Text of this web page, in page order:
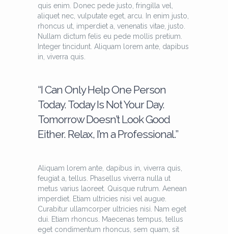
quis enim. Donec pede justo, fringilla vel,
aliquet nec, vulputate eget, arcu. In enim justo,
rhoncus ut, imperdiet a, venenatis vitae, justo.
Nullam dictum felis eu pede mollis pretium.
Integer tincidunt. Aliquam lorem ante, dapibus
in, viverra quis.
“I Can Only Help One Person
Today. Today Is Not Your Day.
Tomorrow Doesn’t Look Good
Either. Relax, I’m a Professional.”
Aliquam lorem ante, dapibus in, viverra quis,
feugiat a, tellus. Phasellus viverra nulla ut
metus varius laoreet. Quisque rutrum. Aenean
imperdiet. Etiam ultricies nisi vel augue.
Curabitur ullamcorper ultricies nisi. Nam eget
dui. Etiam rhoncus. Maecenas tempus, tellus
eget condimentum rhoncus, sem quam, sit